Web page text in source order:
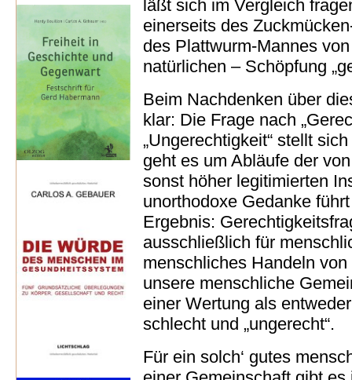
läßt sich im Vergleich
einerseits des
des Plattwurm-Mannes
natürlichen – Schöpfung
Beim Nachdenken über
klar: Die Frage nach
„Ungerechtigkeit“ stellt
geht es um Abläufe der
sonst höher legitimierten
unorthodoxe Gedanke
Ergebnis:
ausschließlich für
menschliches Handeln
unsere menschliche
einer Wertung als
schlecht und „ungerecht“.
Für ein solch‘ gutes